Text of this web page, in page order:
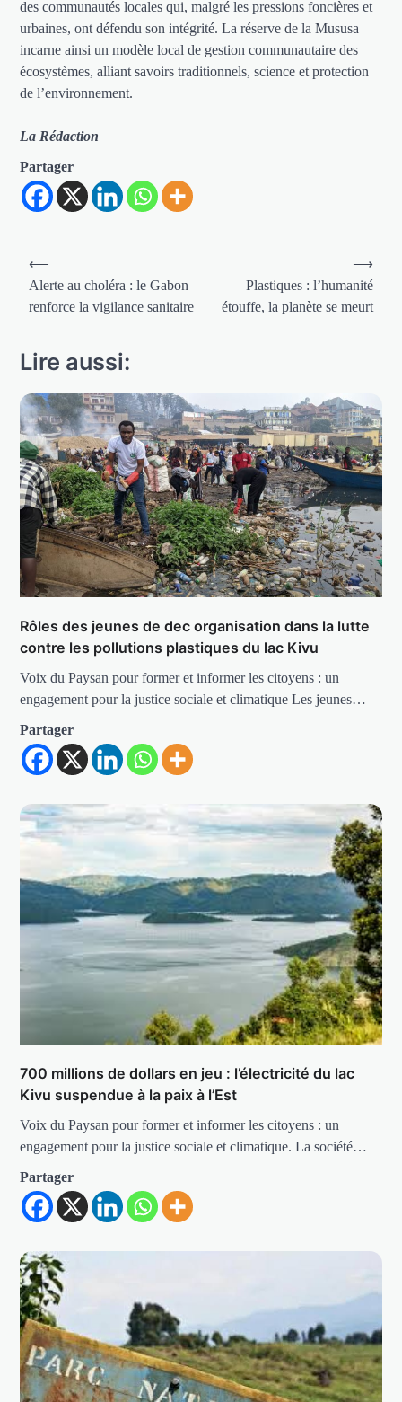
des communautés locales qui, malgré les pressions foncières et
urbaines, ont défendu son intégrité. La réserve de la Mususa
incarne ainsi un modèle local de gestion communautaire des
écosystèmes, alliant savoirs traditionnels, science et protection
de l’environnement.
La Rédaction
Partager
Navigation
de
l’article
⟵
Alerte au choléra : le Gabon
renforce la vigilance sanitaire
Plastiques : l’humanité
étouffe, la planète se meurt
⟶
Lire aussi:
Rôles des jeunes de dec organisation dans la lutte
contre les pollutions plastiques du lac Kivu
Voix du Paysan pour former et informer les citoyens : un
engagement pour la justice sociale et climatique Les jeunes…
Partager
700 millions de dollars en jeu : l’électricité du lac
Kivu suspendue à la paix à l’Est
Voix du Paysan pour former et informer les citoyens : un
engagement pour la justice sociale et climatique. La société…
Partager